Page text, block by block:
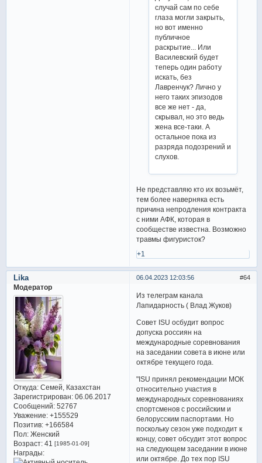
случай сам по себе
глаза могли закрыть,
но вот именно
публичное
раскрытие... Или
Василевский будет
теперь один работу
искать, без
Лавренчук? Лично у
него таких эпизодов
все же нет - да,
скрывал, но это ведь
жена все-таки. А
остальное пока из
разряда подозрений и
слухов.
Не представляю кто их возьмёт,
тем более наверняка есть
причина непродления контракта
с ними АФК, которая в
сообществе известна. Возможно
травмы фигуристок?
+1
64
06.04.2023 12:03:56
Lika
Модератор
Откуда:Семей, Казахстан
Зарегистрирован: 06.06.2017
Сообщений:52767
Уважение: +155529
Позитив: +166584
Пол:Женский
Возраст:41 [1985-01-09]
Награды:
Из телеграм канала
Лапидарность ( Влад Жуков)
Совет ISU осбудит вопрос
допуска россиян на
международные соревнования
на заседании совета в июне или
октябре текущего года.
"ISU принял рекомендации МОК
относительно участия в
международных соревнованиях
спортсменов с российским и
белорусским паспортами. Но
поскольку сезон уже подходит к
концу, совет обсудит этот вопрос
на следующем заседании в июне
или октябре. До тех пор ISU